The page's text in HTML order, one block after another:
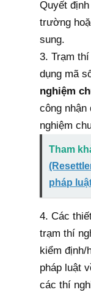
Quyết
trường
sung.
3. Trạm
dụng mã
nghiệm
công
nghiệm
Tham
pháp
4. Các
trạm thí
kiểm định/
pháp luật
các thí